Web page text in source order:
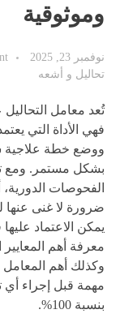
وموثوقية
نوفمبر 23, 2025
تحاليل و أشعه
تُعد معامل
فهي الأداة التي
ووضع خطة علاجية
بشكل مستمر. ومع
الفحوصات
ضرورة لا غنى
يمكن الاعتماد
معرفة أهم
وكذلك أهم المعامل
مهمة قبل إجراء أي
بنسبة 100%.